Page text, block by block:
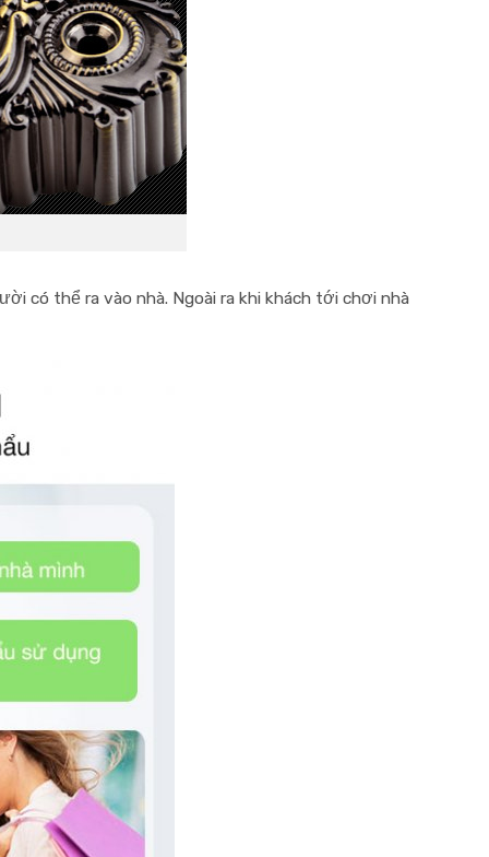
có thể ra vào nhà. Ngoài ra khi khách tới chơi nhà